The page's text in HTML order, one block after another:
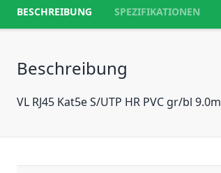
BESCHREIBUNG SPEZIFIKATIONEN
Beschreibung
VL RJ45 Kat5e S/UTP HR PVC gr/bl 9.0m